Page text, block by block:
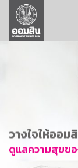
ลูกค้าธุรกิจ
ลูกค้าผู้ประ
การพัฒนา
ข่าวสาร
บริการทาง
วางใจให้ออม
ดูแลความสุขข